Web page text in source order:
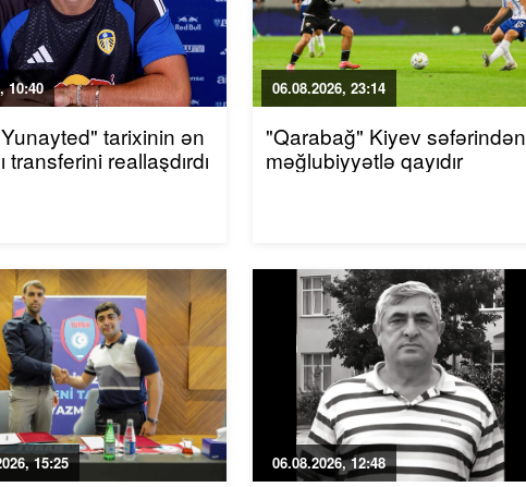
10:40
tarixinin ən
transferini reallaşdırdı
06.08.2026, 23:14
"Qarabağ" Kiyev səfərindən
məğlubiyyətlə qayıdır
15:25 06.08.2026, 12:48